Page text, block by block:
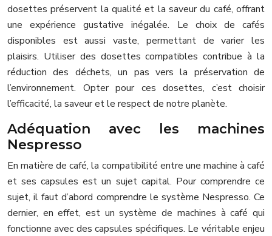
dosettes préservent la qualité et la saveur du café, offrant
une expérience gustative inégalée. Le choix de cafés
disponibles est aussi vaste, permettant de varier les
plaisirs. Utiliser des dosettes compatibles contribue à la
réduction des déchets, un pas vers la préservation de
l’environnement. Opter pour ces dosettes, c’est choisir
l’efficacité, la saveur et le respect de notre planète.
Adéquation avec les machines
Nespresso
En matière de café, la compatibilité entre une machine à café
et ses capsules est un sujet capital. Pour comprendre ce
sujet, il faut d’abord comprendre le système Nespresso. Ce
dernier, en effet, est un système de machines à café qui
fonctionne avec des capsules spécifiques. Le véritable enjeu